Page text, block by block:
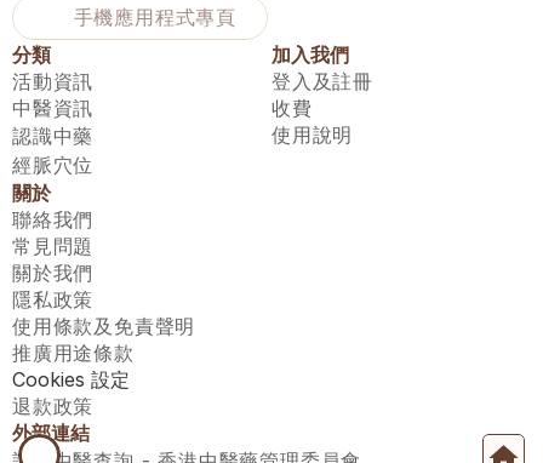
手機應用程式專頁
分類
活動資訊
中醫資訊
認識中藥
經脈穴位
加入我們
登入及註冊
收費
使用說明
關於
聯絡我們
常見問題
關於我們
隱私政策
使用條款及免責聲明
推廣用途條款
Cookies 設定
退款政策
外部連結